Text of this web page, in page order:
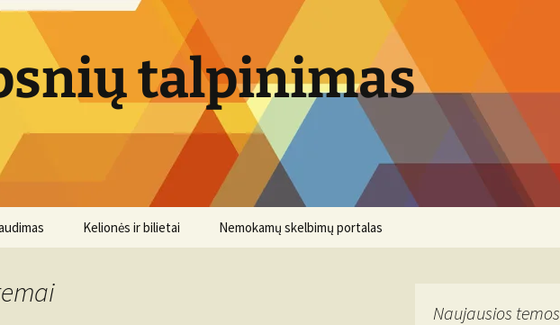
talpinimas
Kelionės ir bilietai Nemokamų skelbimų portalas
Naujausios temos